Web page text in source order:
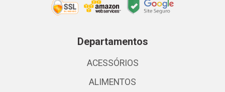
Departamentos
ACESSÓRIOS
ALIMENTOS